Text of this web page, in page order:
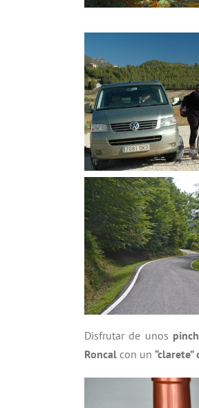
Disfrutar de unos
Roncal con un “clarete”